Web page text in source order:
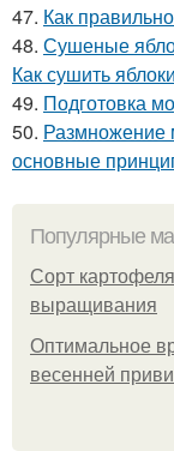
47. Как
48. Сушеные
Как сушить
49. Подготовка
50. Размножение
основные
Популярные
Сорт
выращивания
Оптимальное
весенней